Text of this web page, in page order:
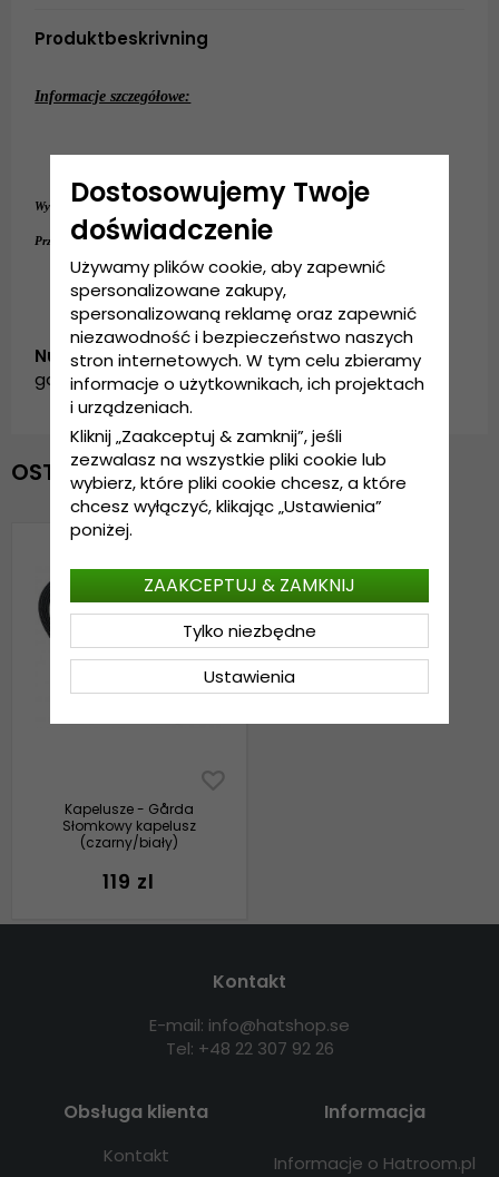
Produktbeskrivning
Informacje szczegółowe:
Wykonanie: 100% słomy
Przewodnik po rozmiarach: 55 cm - 58 cm
Numer artykułu:
garda.sunhat.515506.4-black/white
OSTATNIO OGLĄDANE
Kapelusze - Gårda
Słomkowy kapelusz
(czarny/biały)
119 zl
Kontakt
E-mail: info@hatshop.se
Tel: +48 22 307 92 26
Obsługa klienta
Kontakt
Informacja
Informacje o Hatroom.pl
Dostosowujemy Twoje
doświadczenie
Używamy plików cookie, aby zapewnić
spersonalizowane zakupy,
spersonalizowaną reklamę oraz zapewnić
niezawodność i bezpieczeństwo naszych
stron internetowych. W tym celu zbieramy
informacje o użytkownikach, ich projektach
i urządzeniach.
Kliknij „Zaakceptuj & zamknij”, jeśli
zezwalasz na wszystkie pliki cookie lub
wybierz, które pliki cookie chcesz, a które
chcesz wyłączyć, klikając „Ustawienia”
poniżej.
Ustawienia
Tylko niezbędne
ZAAKCEPTUJ & ZAMKNIJ